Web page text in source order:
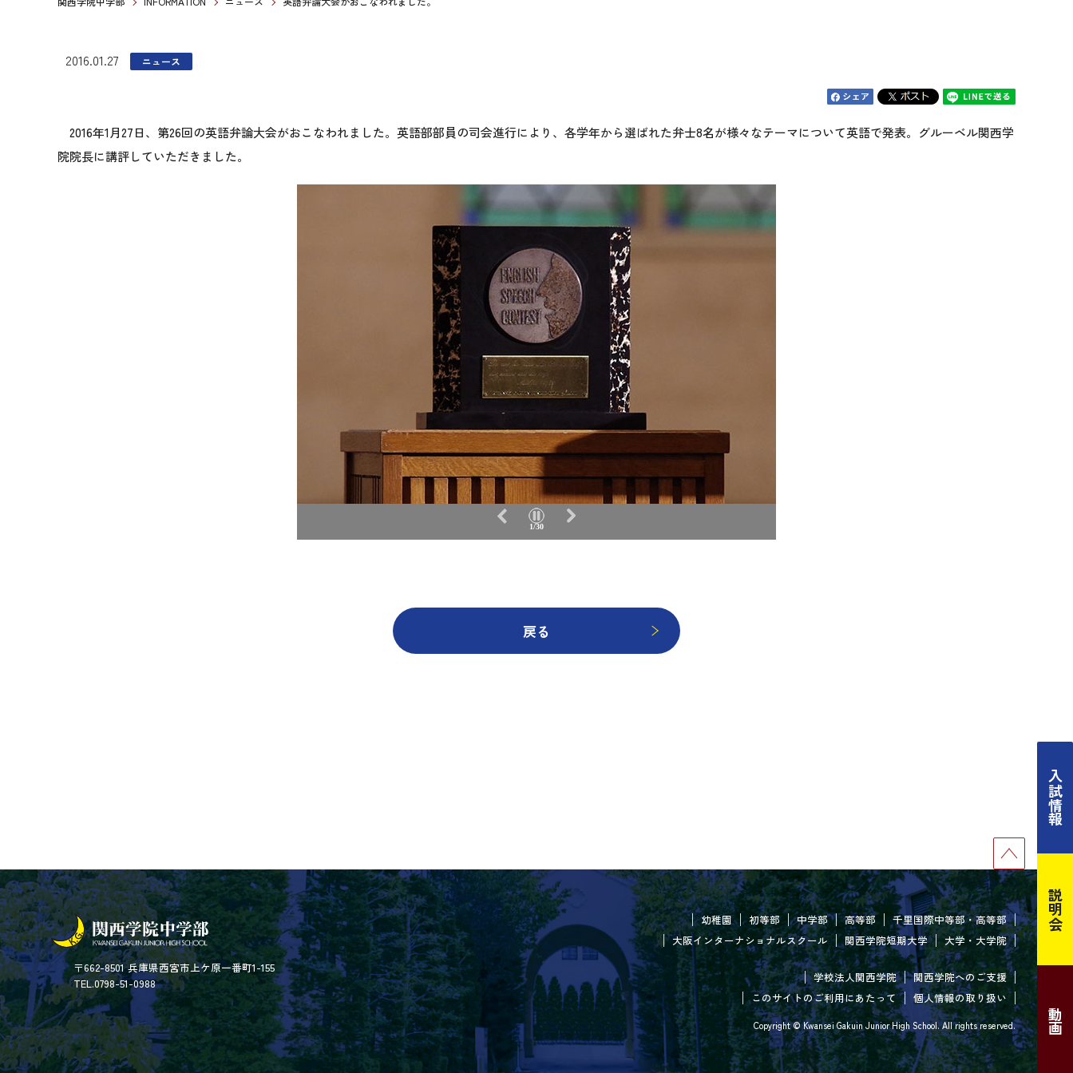
入試情報
説明会
動画
2016.01.27 ニュース
2016年1月27日、第26回の英語弁論大会がおこなわれました。英語部部員の司会進行により、各学年から選ばれた弁士8名が様々なテーマについて英語で発表。グルーベル関西学
院院長に講評していただきました。
1/30
戻る
〒662-8501 兵庫県西宮市上ケ原一番町1-155
TEL.0798-51-0988
幼稚園 初等部 中学部 高等部
千里国際中等部・高等部
大阪インターナショナルスクール
関西学院短期大学 大学・大学院
学校法人関西学院
関西学院へのご支援
このサイトのご利用にあたって
個人情報の取り扱い
Copyright © Kwansei Gakuin Junior High School. All rights reserved.